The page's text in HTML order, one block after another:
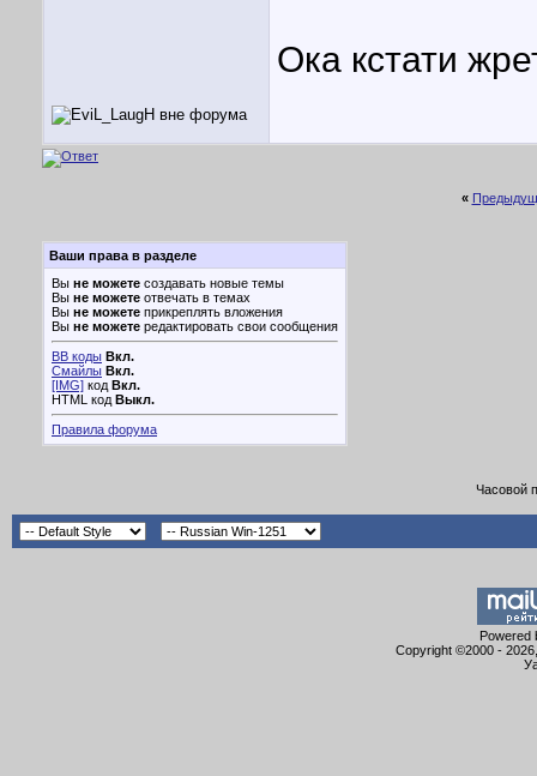
Ока кстати
«
Ваши права в разделе
Вы не можете создавать новые темы
Вы не можете отвечать в темах
Вы не можете прикреплять вложения
Вы не можете редактировать свои сообщения
BB коды Вкл.
Смайлы Вкл.
[IMG] код Вкл.
HTML код Выкл.
Правила форума
Часовой
Powered
Copyright ©2000 -